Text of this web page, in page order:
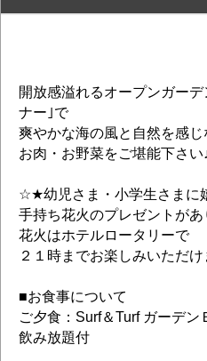
開放感溢れるオープンガー
ナー｣で
爽やかな海の風と自然を感
お肉・お野菜をご堪能下さい
☆★幼児さま・小学生さま
手持ち花火のプレゼントがあ
花火はホテルロータリーで
２１時までお楽しみいただけ
■お食事について
ご夕食：Surf＆Turf ガーデン
飲み放題付